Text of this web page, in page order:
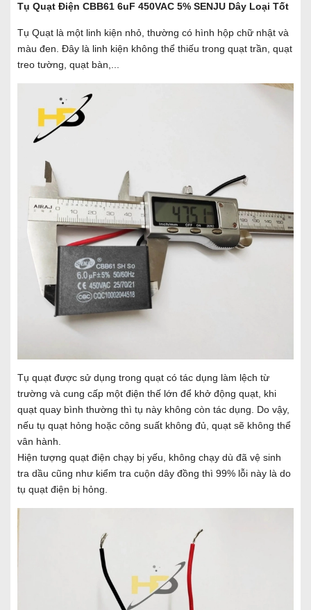
Tụ Quạt Điện CBB61 6uF 450VAC 5% SENJU Dây Loại Tốt
Tụ Quạt là một linh kiện nhỏ, thường có hình hộp chữ nhật và
màu đen. Đây là linh kiện không thể thiếu trong quạt trần, quạt
treo tường, quạt bàn,...
Tụ quạt được sử dụng trong quạt có tác dụng làm lệch từ
trường và cung cấp một điện thế lớn để khở động quạt, khi
quạt quay bình thường thì tụ này không còn tác dụng. Do vậy,
nếu tụ quạt hỏng hoặc công suất không đủ, quạt sẽ không thể
vân hành.
Hiện tượng quạt điện chạy bị yếu, không chạy dù đã vệ sinh
tra dầu cũng như kiểm tra cuộn dây đồng thì 99% lỗi này là do
tụ quạt điện bị hỏng.